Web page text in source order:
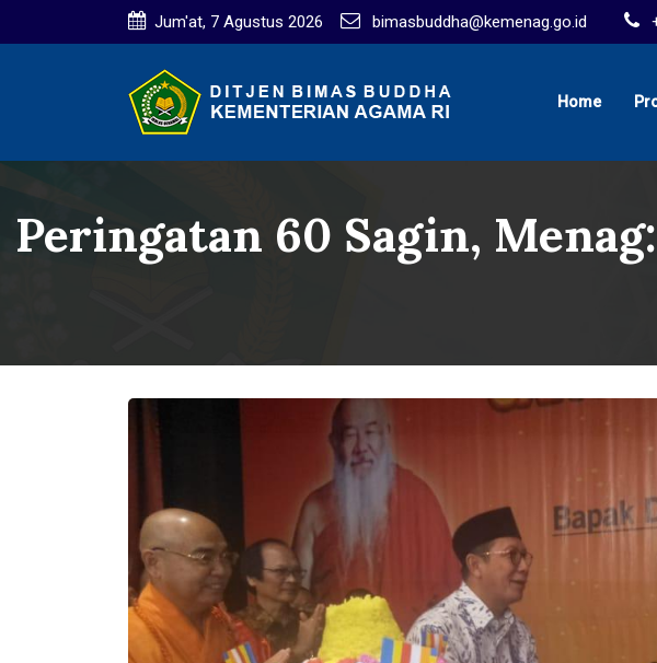
Jum'at, 7 Agustus 2026 bimasbuddha@kemenag.go.id
Home
Peringatan 60 Sagin,